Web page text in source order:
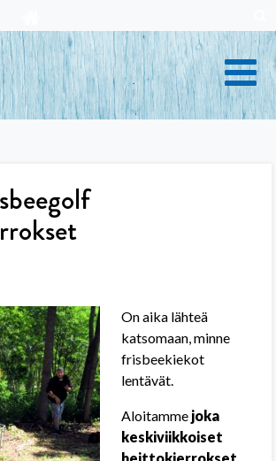
On aika lähteä
katsomaan, minne
frisbeekiekot
lentävät.
Aloitamme joka
keskiviikkoiset